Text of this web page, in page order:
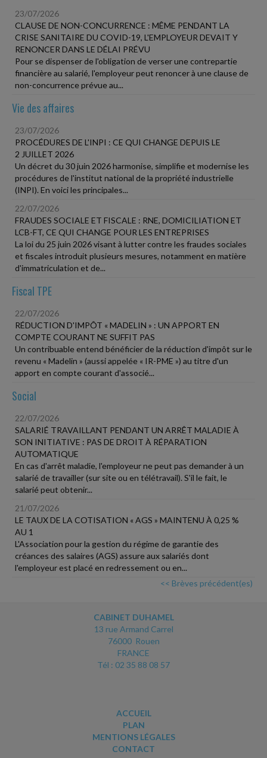
23/07/2026
CLAUSE DE NON-CONCURRENCE : MÊME PENDANT LA
CRISE SANITAIRE DU COVID-19, L'EMPLOYEUR DEVAIT Y
RENONCER DANS LE DÉLAI PRÉVU
Pour se dispenser de l'obligation de verser une contrepartie
financière au salarié, l'employeur peut renoncer à une clause de
non-concurrence prévue au...
Vie des affaires
23/07/2026
PROCÉDURES DE L'INPI : CE QUI CHANGE DEPUIS LE
2 JUILLET 2026
Un décret du 30 juin 2026 harmonise, simplifie et modernise les
procédures de l'institut national de la propriété industrielle
(INPI). En voici les principales...
22/07/2026
FRAUDES SOCIALE ET FISCALE : RNE, DOMICILIATION ET
LCB-FT, CE QUI CHANGE POUR LES ENTREPRISES
La loi du 25 juin 2026 visant à lutter contre les fraudes sociales
et fiscales introduit plusieurs mesures, notamment en matière
d'immatriculation et de...
Fiscal TPE
22/07/2026
RÉDUCTION D'IMPÔT « MADELIN » : UN APPORT EN
COMPTE COURANT NE SUFFIT PAS
Un contribuable entend bénéficier de la réduction d'impôt sur le
revenu « Madelin » (aussi appelée « IR-PME ») au titre d'un
apport en compte courant d'associé...
Social
22/07/2026
SALARIÉ TRAVAILLANT PENDANT UN ARRÊT MALADIE À
SON INITIATIVE : PAS DE DROIT À RÉPARATION
AUTOMATIQUE
En cas d'arrêt maladie, l'employeur ne peut pas demander à un
salarié de travailler (sur site ou en télétravail). S'il le fait, le
salarié peut obtenir...
21/07/2026
LE TAUX DE LA COTISATION « AGS » MAINTENU À 0,25 %
AU 1
L'Association pour la gestion du régime de garantie des
créances des salaires (AGS) assure aux salariés dont
l'employeur est placé en redressement ou en...
<< Brèves précédent(es)
CABINET DUHAMEL
13 rue Armand Carrel
76000 Rouen
FRANCE
Tél : 02 35 88 08 57
ACCUEIL
PLAN
MENTIONS LÉGALES
CONTACT